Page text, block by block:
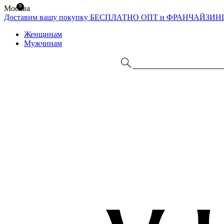
Москва
Доставим вашу покупку БЕСПЛАТНО ОПТ и
Женщинам
Мужчинам
0